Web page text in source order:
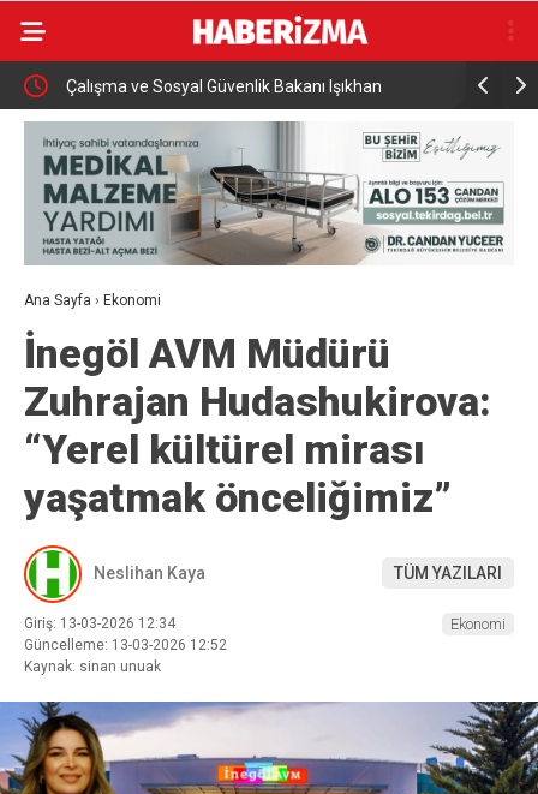
Çalışma ve Sosyal Güvenlik Bakanı Işıkhan
Karabük’te Temaslarda Bulundu
İletişim
Ana Sayfa › Ekonomi
İnegöl AVM Müdürü
Zuhrajan Hudashukirova:
“Yerel kültürel mirası
yaşatmak önceliğimiz”
Neslihan Kaya TÜM YAZILARI
Giriş: 13-03-2026 12:34
Güncelleme: 13-03-2026 12:52
Kaynak: sinan unuak
Ekonomi